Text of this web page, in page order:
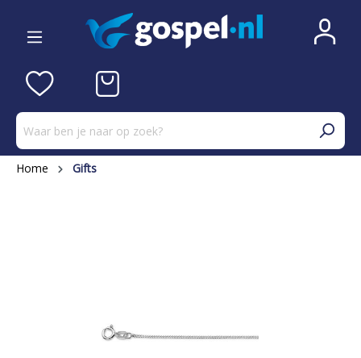
Home Gifts